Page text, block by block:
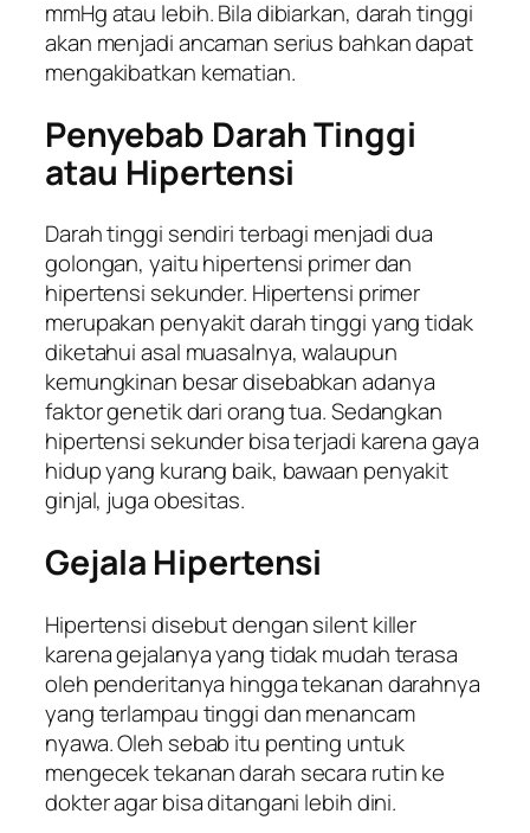
mmHg atau lebih. Bila dibiarkan, darah tinggi
akan menjadi ancaman serius bahkan dapat
mengakibatkan kematian.
Penyebab Darah Tinggi
atau Hipertensi
Darah tinggi sendiri terbagi menjadi dua
golongan, yaitu hipertensi primer dan
hipertensi sekunder. Hipertensi primer
merupakan penyakit darah tinggi yang tidak
diketahui asal muasalnya, walaupun
kemungkinan besar disebabkan adanya
faktor genetik dari orang tua. Sedangkan
hipertensi sekunder bisa terjadi karena gaya
hidup yang kurang baik, bawaan penyakit
ginjal, juga obesitas.
Gejala Hipertensi
Hipertensi disebut dengansilent killer
karena gejalanya yang tidak mudah terasa
oleh penderitanya hingga tekanan darahnya
yang terlampau tinggi dan menancam
nyawa. Oleh sebab itu penting untuk
mengecek tekanan darah secara rutin ke
dokter agar bisa ditangani lebih dini.